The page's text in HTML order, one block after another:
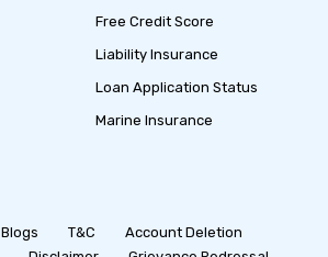
Free Credit Score
Liability Insurance
Loan Application Status
Marine Insurance
Blogs T&C
Account Deletion